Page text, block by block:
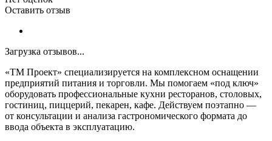
Оставить отзыв
Загрузка отзывов...
«ТМ Проект» специализируется на комплексном оснащении
предприятий питания и торговли. Мы помогаем «под ключ»
оборудовать профессиональные кухни ресторанов, столовых,
гостиниц, пиццерий, пекарен, кафе. Действуем поэтапно —
от консультации и анализа гастрономического формата до
ввода объекта в эксплуатацию.